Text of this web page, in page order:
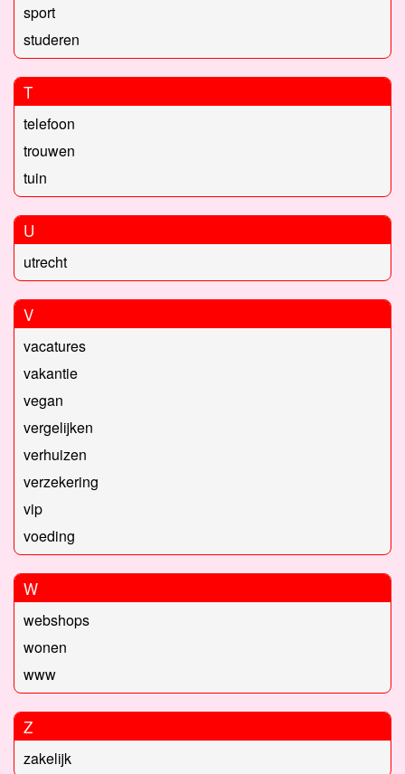
sport
studeren
T
telefoon
trouwen
tuin
U
utrecht
V
vacatures
vakantie
vegan
vergelijken
verhuizen
verzekering
vip
voeding
W
webshops
wonen
www
Z
zakelijk